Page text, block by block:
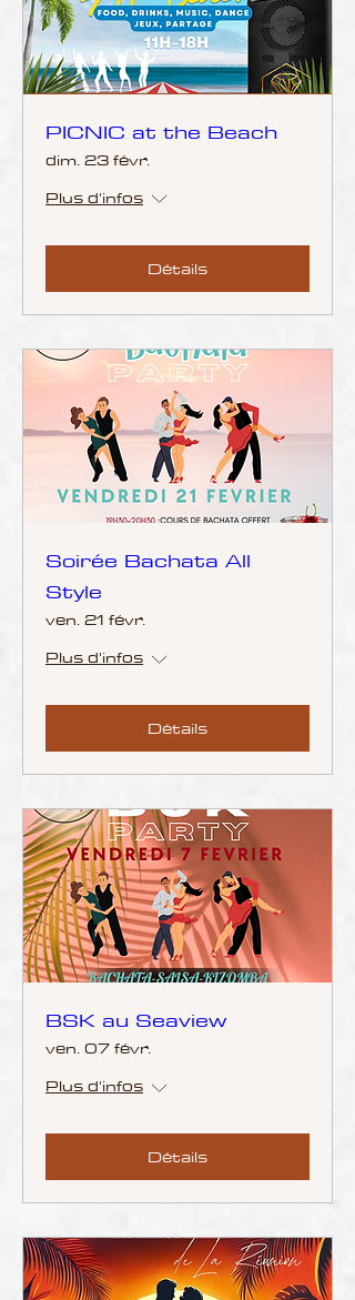
PICNIC at the Beach
dim. 23 févr.
Plus d'infos
Détails
Soirée Bachata All
Style
ven. 21 févr.
Plus d'infos
Détails
BSK au Seaview
ven. 07 févr.
Plus d'infos
Détails